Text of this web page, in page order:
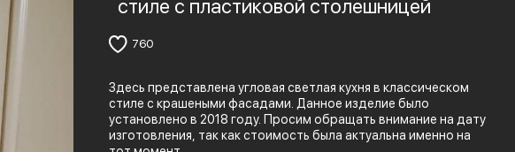
стиле с пластиковой столешницей
760
Здесь представлена угловая светлая кухня в классическом
стиле с крашеными фасадами. Данное изделие было
установлено в 2018 году. Просим обращать внимание на дату
изготовления, так как стоимость была актуальна именно на